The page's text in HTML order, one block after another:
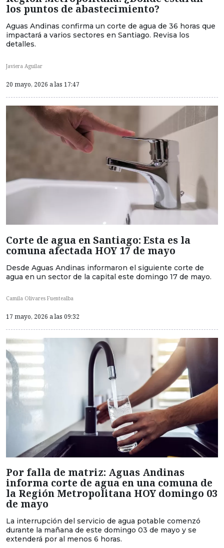
los puntos de abastecimiento?
Aguas Andinas confirma un corte de agua de 36 horas que
impactará a varios sectores en Santiago. Revisa los
detalles.
Javiera Aguilar
20 mayo, 2026 a las 17:47
Corte de agua en Santiago: Esta es la
comuna afectada HOY 17 de mayo
Desde Aguas Andinas informaron el siguiente corte de
agua en un sector de la capital este domingo 17 de mayo.
Camila Olivares Fuentealba
17 mayo, 2026 a las 09:32
Por falla de matriz: Aguas Andinas
informa corte de agua en una comuna de
la Región Metropolitana HOY domingo 03
de mayo
La interrupción del servicio de agua potable comenzó
durante la mañana de este domingo 03 de mayo y se
extenderá por al menos 6 horas.